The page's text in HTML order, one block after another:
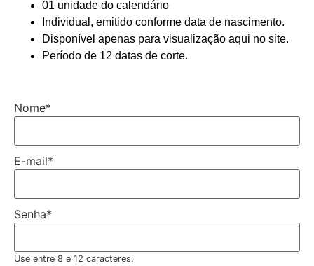
01 unidade do calendário
Individual, emitido conforme data de nascimento.
Disponível apenas para visualização aqui no site.
Período de 12 datas de corte.
Nome*
E-mail*
Senha*
Use entre 8 e 12 caracteres.